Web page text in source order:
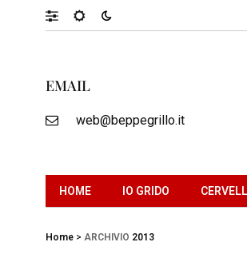
EMAIL
web@beppegrillo.it
HOME IO GRIDO CERVELLI
Home > ARCHIVIO 2013